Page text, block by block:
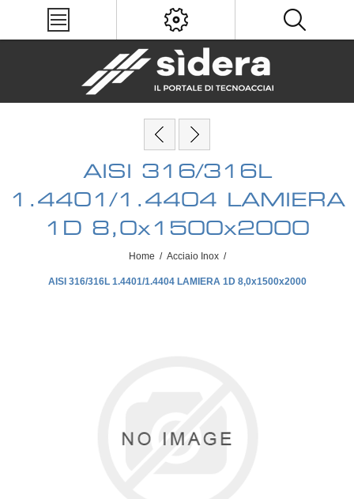
AISI 316/316L
1.4401/1.4404 LAMIERA
1D 8,0x1500x2000
Home / Acciaio Inox /
AISI 316/316L 1.4401/1.4404 LAMIERA 1D 8,0x1500x2000